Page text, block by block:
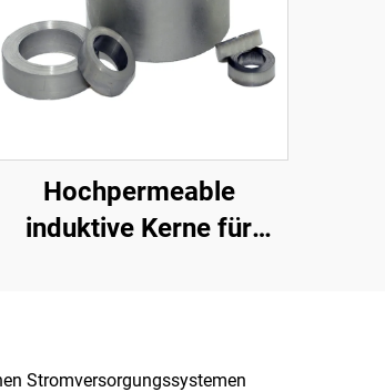
Hochpermeable
induktive Kerne für
magnetische Ringe für
Stromversorgungssystemen